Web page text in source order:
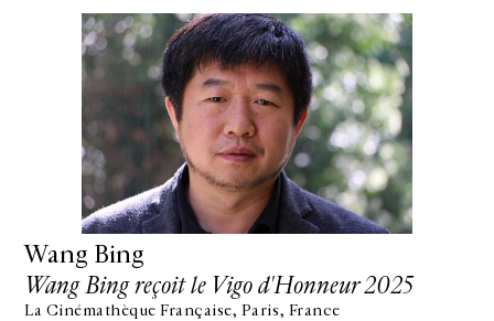
Wang Bing
Wang Bing reçoit le Vigo d'Honneur 2025
La Cinémathèque Française, Paris, France